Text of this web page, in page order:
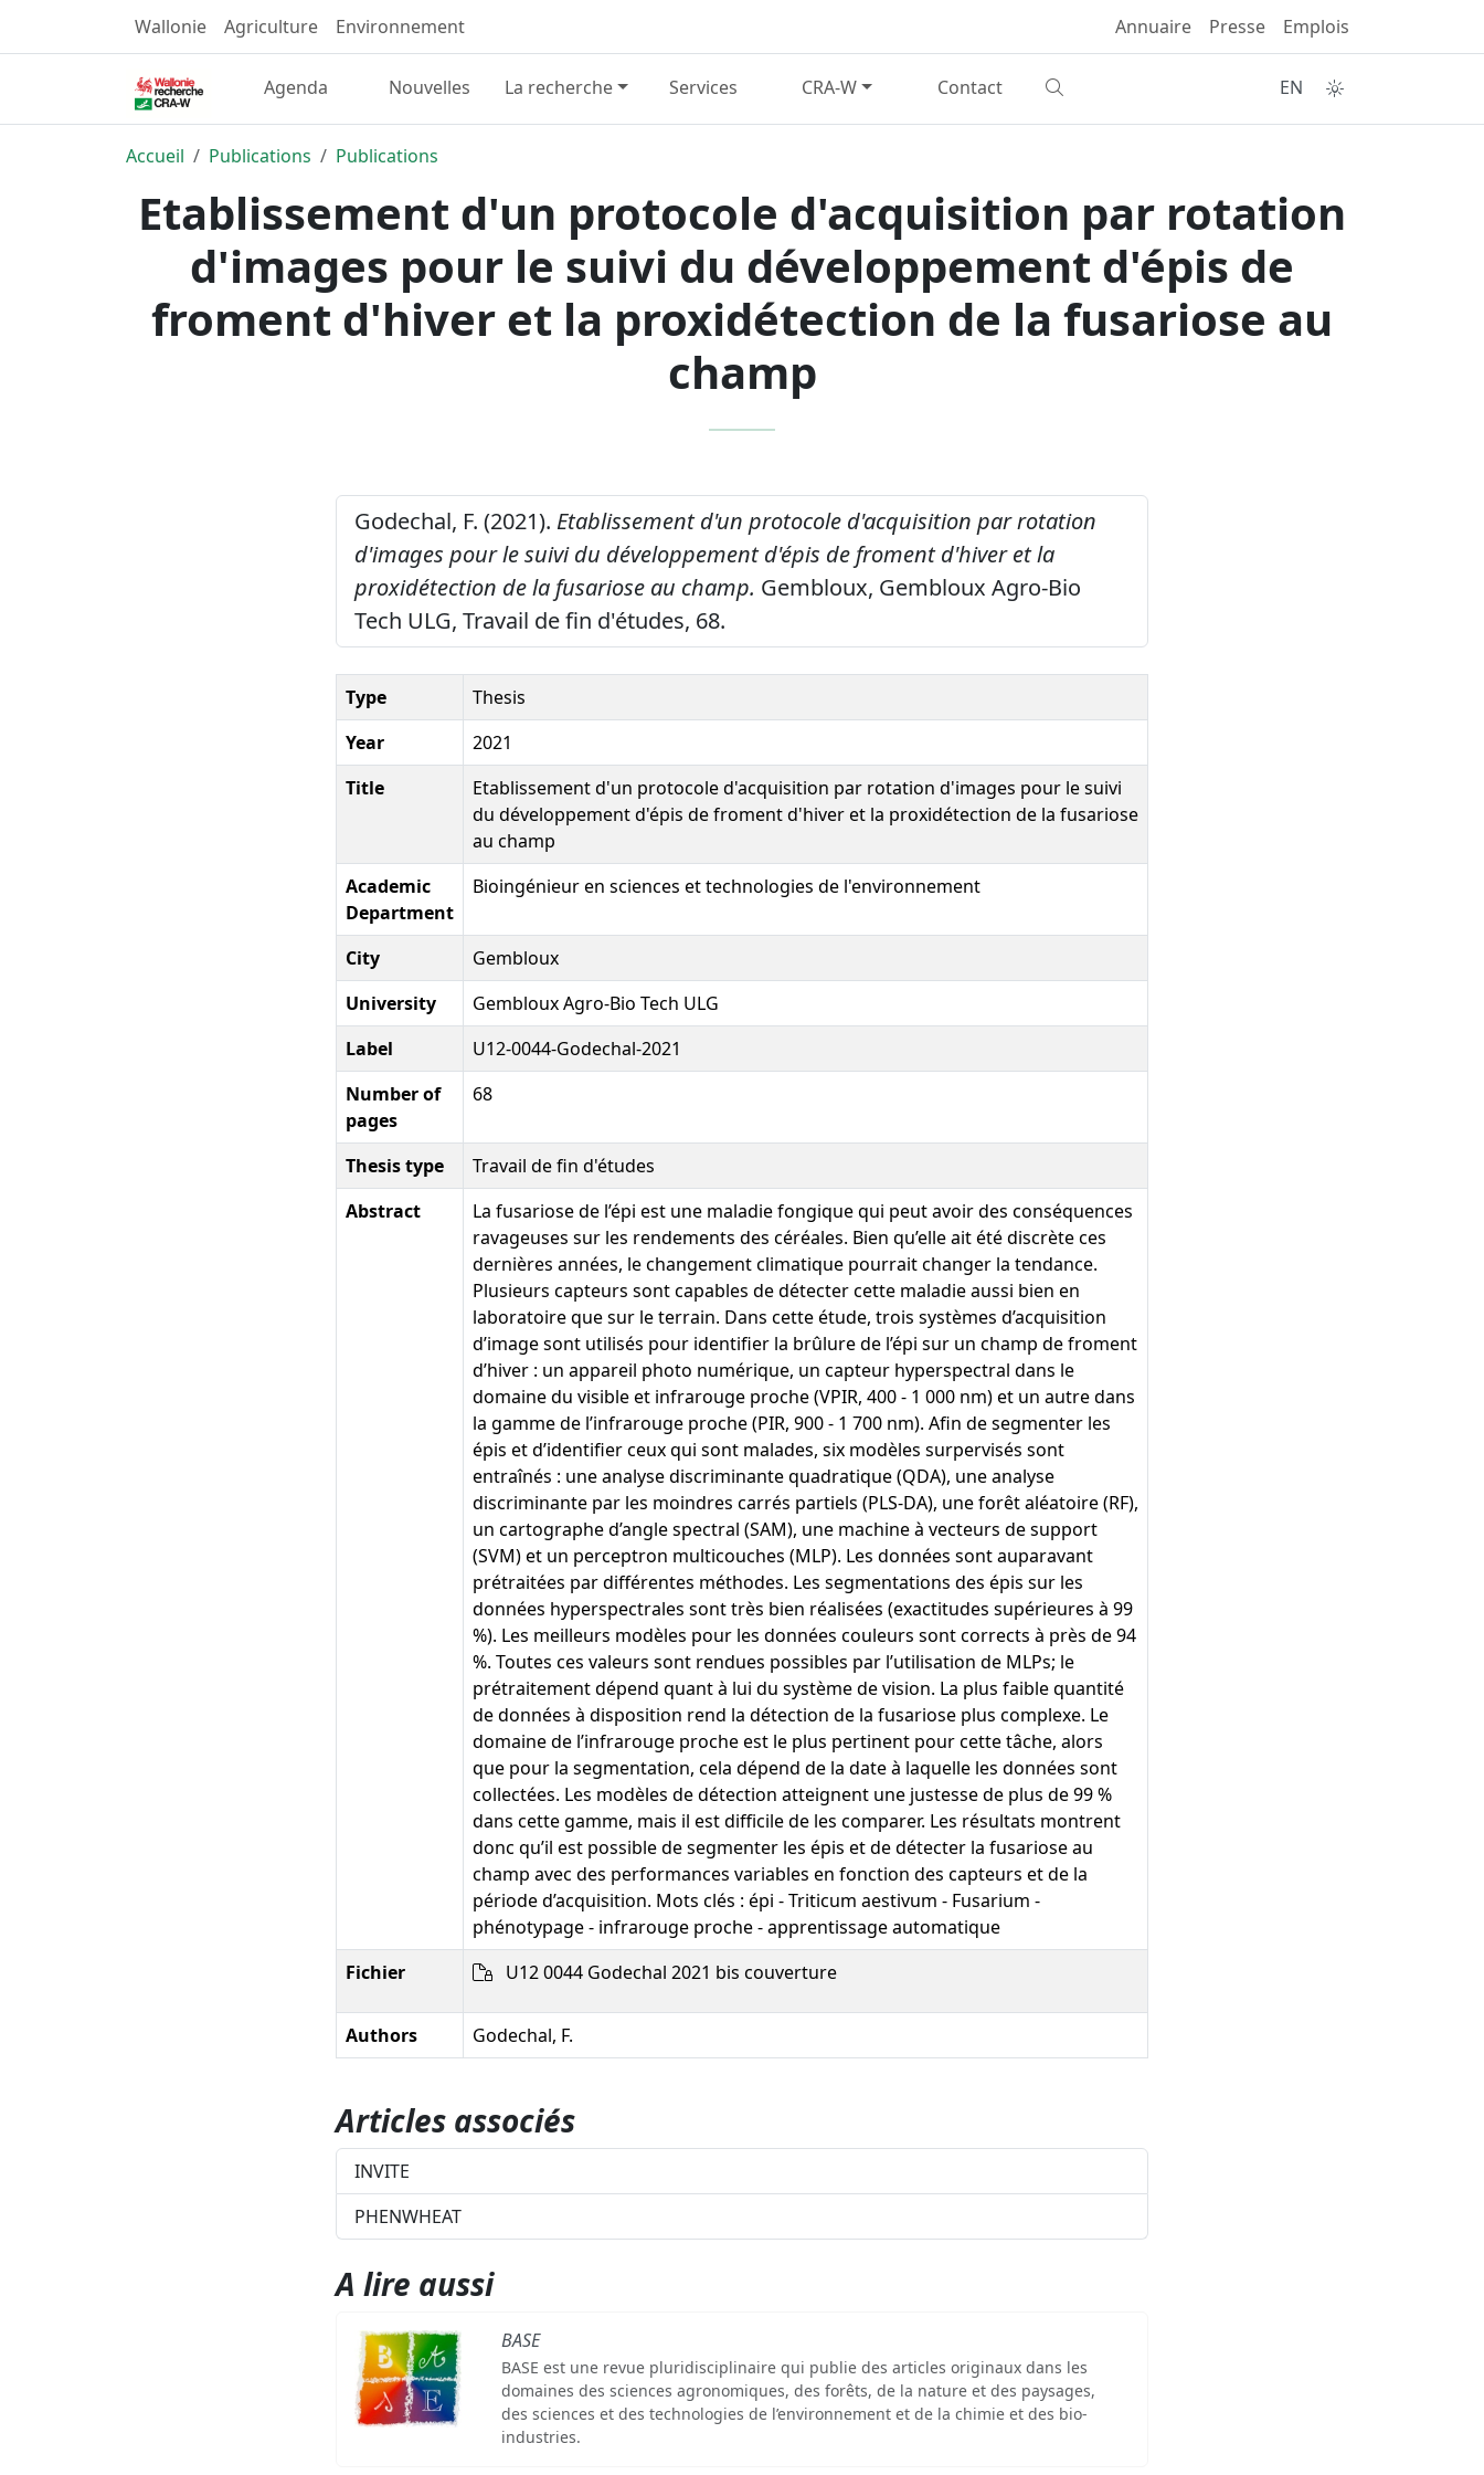
Wallonie Agriculture Environnement Annuaire Presse Emplois
Agenda Nouvelles La recherche Services CRA-W Contact EN
Accueil Publications Publications
Etablissement d'un protocole d'acquisition par rotation
d'images pour le suivi du développement d'épis de
froment d'hiver et la proxidétection de la fusariose au
champ
Godechal, F. (2021). Etablissement d'un protocole d'acquisition par rotation
d'images pour le suivi du développement d'épis de froment d'hiver et la
proxidétection de la fusariose au champ. Gembloux, Gembloux Agro-Bio
Tech ULG, Travail de fin d'études, 68.
Type
Thesis
Year
2021
Title
Etablissement d'un protocole d'acquisition par rotation d'images pour le suivi
du développement d'épis de froment d'hiver et la proxidétection de la fusariose
au champ
Academic
Department
Bioingénieur en sciences et technologies de l'environnement
City
Gembloux
University
Gembloux Agro-Bio Tech ULG
Label
U12-0044-Godechal-2021
Number of
pages
68
Thesis type
Travail de fin d'études
Abstract
La fusariose de l’épi est une maladie fongique qui peut avoir des conséquences
ravageuses sur les rendements des céréales. Bien qu’elle ait été discrète ces
dernières années, le changement climatique pourrait changer la tendance.
Plusieurs capteurs sont capables de détecter cette maladie aussi bien en
laboratoire que sur le terrain. Dans cette étude, trois systèmes d’acquisition
d’image sont utilisés pour identifier la brûlure de l’épi sur un champ de froment
d’hiver : un appareil photo numérique, un capteur hyperspectral dans le
domaine du visible et infrarouge proche (VPIR, 400 - 1 000 nm) et un autre dans
la gamme de l’infrarouge proche (PIR, 900 - 1 700 nm). Afin de segmenter les
épis et d’identifier ceux qui sont malades, six modèles surpervisés sont
entraînés : une analyse discriminante quadratique (QDA), une analyse
discriminante par les moindres carrés partiels (PLS-DA), une forêt aléatoire (RF),
un cartographe d’angle spectral (SAM), une machine à vecteurs de support
(SVM) et un perceptron multicouches (MLP). Les données sont auparavant
prétraitées par différentes méthodes. Les segmentations des épis sur les
données hyperspectrales sont très bien réalisées (exactitudes supérieures à 99
%). Les meilleurs modèles pour les données couleurs sont corrects à près de 94
%. Toutes ces valeurs sont rendues possibles par l’utilisation de MLPs; le
prétraitement dépend quant à lui du système de vision. La plus faible quantité
de données à disposition rend la détection de la fusariose plus complexe. Le
domaine de l’infrarouge proche est le plus pertinent pour cette tâche, alors
que pour la segmentation, cela dépend de la date à laquelle les données sont
collectées. Les modèles de détection atteignent une justesse de plus de 99 %
dans cette gamme, mais il est difficile de les comparer. Les résultats montrent
donc qu’il est possible de segmenter les épis et de détecter la fusariose au
champ avec des performances variables en fonction des capteurs et de la
période d’acquisition. Mots clés : épi - Triticum aestivum - Fusarium -
phénotypage - infrarouge proche - apprentissage automatique
Fichier
U12 0044 Godechal 2021 bis couverture
Authors Godechal, F.
Articles associés
INVITE
PHENWHEAT
A lire aussi
BASE
BASE est une revue pluridisciplinaire qui publie des articles originaux dans les
domaines des sciences agronomiques, des forêts, de la nature et des paysages,
des sciences et des technologies de l’environnement et de la chimie et des bio-
industries.